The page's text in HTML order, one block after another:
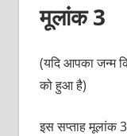
मूलांक 3
(यदि आपका जन्‍म
को हुआ है)
इस सप्‍ताह मूलांक